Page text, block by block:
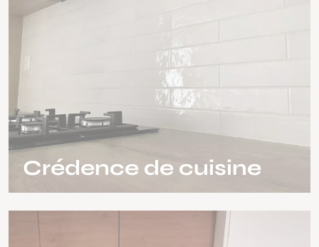
Crédence de cuisine